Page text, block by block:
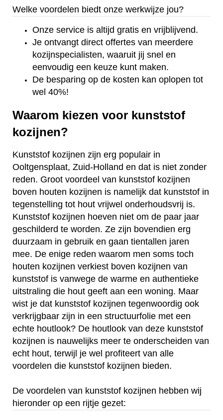
Welke voordelen biedt onze werkwijze jou?
Onze service is altijd gratis en vrijblijvend.
Je ontvangt direct offertes van meerdere
kozijnspecialisten, waaruit jij snel en
eenvoudig een keuze kunt maken.
De besparing op de kosten kan oplopen tot
wel 40%!
Waarom kiezen voor kunststof
kozijnen?
Kunststof kozijnen zijn erg populair in
Ooltgensplaat, Zuid-Holland en dat is niet zonder
reden. Groot voordeel van kunststof kozijnen
boven houten kozijnen is namelijk dat kunststof in
tegenstelling tot hout vrijwel onderhoudsvrij is.
Kunststof kozijnen hoeven niet om de paar jaar
geschilderd te worden. Ze zijn bovendien erg
duurzaam in gebruik en gaan tientallen jaren
mee. De enige reden waarom men soms toch
houten kozijnen verkiest boven kozijnen van
kunststof is vanwege de warme en authentieke
uitstraling die hout geeft aan een woning. Maar
wist je dat kunststof kozijnen tegenwoordig ook
verkrijgbaar zijn in een structuurfolie met een
echte houtlook? De houtlook van deze kunststof
kozijnen is nauwelijks meer te onderscheiden van
echt hout, terwijl je wel profiteert van alle
voordelen die kunststof kozijnen bieden.
De voordelen van kunststof kozijnen hebben wij
hieronder op een rijtje gezet: